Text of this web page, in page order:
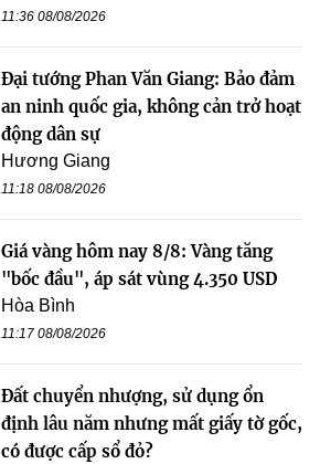
11:36 08/08/2026
Đại tướng Phan Văn Giang: Bảo đảm
an ninh quốc gia, không cản trở hoạt
động dân sự
Hương Giang
11:18 08/08/2026
Giá vàng hôm nay 8/8: Vàng tăng
"bốc đầu", áp sát vùng 4.350 USD
Hòa Bình
11:17 08/08/2026
Đất chuyển nhượng, sử dụng ổn
định lâu năm nhưng mất giấy tờ gốc,
có được cấp sổ đỏ?